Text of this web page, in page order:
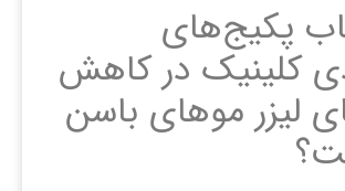
پکیج‌های
کلینیک در کاهش
لیزر موهای باسن